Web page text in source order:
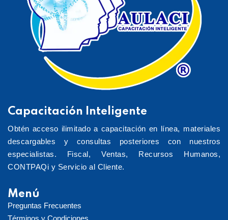
Capacitación Inteligente
Obtén acceso ilimitado a capacitación en línea, materiales
descargables y consultas posteriores con nuestros
especialistas. Fiscal, Ventas, Recursos Humanos,
CONTPAQi y Servicio al Cliente.
Menú
Preguntas Frecuentes
Términos y Condiciones